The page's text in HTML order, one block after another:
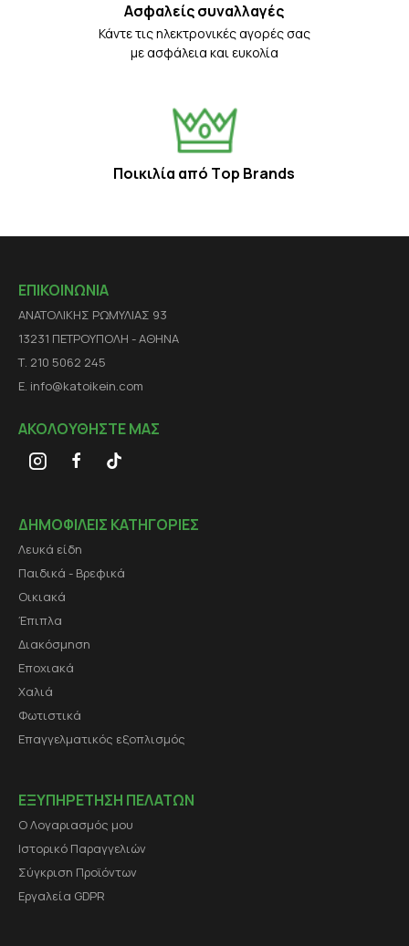
Ασφαλείς συναλλαγές
Κάντε τις ηλεκτρονικές αγορές σας
με ασφάλεια και ευκολία
Ποικιλία από Τop Βrands
ΕΠΙΚΟΙΝΩΝΙΑ
ΑΝΑΤΟΛΙΚΗΣ ΡΩΜΥΛΙΑΣ 93
13231 ΠΕΤΡΟΥΠΟΛΗ - ΑΘΗΝΑ
Τ. 210 5062 245
E. info@katoikein.com
ΑΚΟΛΟΥΘΗΣΤΕ ΜΑΣ
ΔΗΜΟΦΙΛΕΙΣ ΚΑΤΗΓΟΡΙΕΣ
Λευκά είδη
Παιδικά - Βρεφικά
Οικιακά
Έπιπλα
Διακόσμηση
Εποχιακά
Χαλιά
Φωτιστικά
Επαγγελματικός εξοπλισμός
ΕΞΥΠΗΡΕΤΗΣΗ ΠΕΛΑΤΩΝ
Ο Λογαριασμός μου
Ιστορικό Παραγγελιών
Σύγκριση Προϊόντων
Εργαλεία GDPR